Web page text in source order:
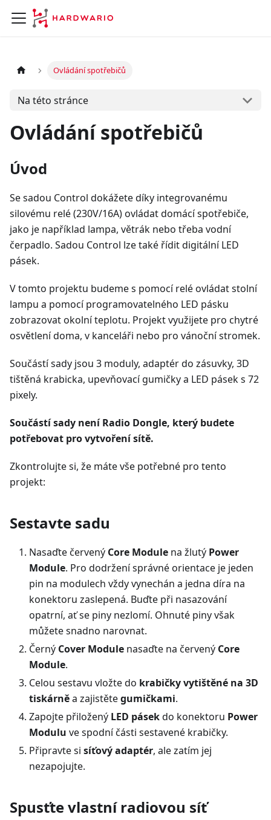
Ovládání spotřebičů
Na této stránce
Ovládání spotřebičů
Úvod
Se sadou Control dokážete díky integrovanému
silovému relé (230V/16A) ovládat domácí spotřebiče,
jako je například lampa, větrák nebo třeba vodní
čerpadlo. Sadou Control lze také řídit digitální LED
pásek.
V tomto projektu budeme s pomocí relé ovládat stolní
lampu a pomocí programovatelného LED pásku
zobrazovat okolní teplotu. Projekt využijete pro chytré
osvětlení doma, v kanceláři nebo pro vánoční stromek.
Součástí sady jsou 3 moduly, adaptér do zásuvky, 3D
tištěná krabicka, upevňovací gumičky a LED pásek s 72
pixely.
Součástí sady není Radio Dongle, který budete
potřebovat pro vytvoření sítě.
Zkontrolujte si, že máte vše potřebné pro tento
projekt:
Sestavte sadu
Nasaďte červený Core Module na žlutý Power
Module. Pro dodržení správné orientace je jeden
pin na modulech vždy vynechán a jedna díra na
konektoru zaslepená. Buďte při nasazování
opatrní, ať se piny nezlomí. Ohnuté piny však
můžete snadno narovnat.
Černý Cover Module nasaďte na červený Core
Module.
Celou sestavu vložte do krabičky vytištěné na 3D
tiskárněa zajistětegumičkami.
Zapojte přiložený LED pásekdo konektoru Power
Modulu ve spodní části sestavené krabičky.
Připravte si síťový adaptér, ale zatím jej
nezapojujte.
Spusťte vlastní radiovou síť